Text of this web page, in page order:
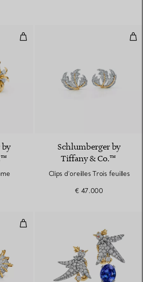
Clips d'oreilles Flame
by
Schlumberger by
Tiffany & Co.™
Clips d’oreilles Trois feuilles
€ 47.000
Clips d’oreilles Apollo